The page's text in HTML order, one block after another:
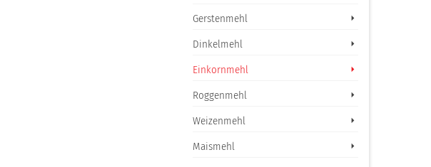
Gerstenmehl
Dinkelmehl
Einkornmehl
Roggenmehl
Weizenmehl
Maismehl